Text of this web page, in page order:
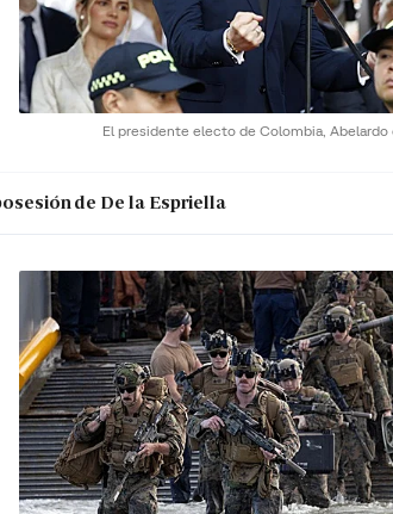
El presidente electo de Colombia, Abelardo
de De la Espriella